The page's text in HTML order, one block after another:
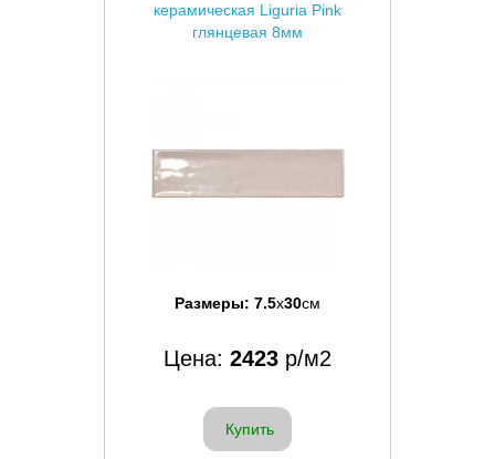
керамическая Liguria Pink
глянцевая 8мм
Размеры: 7.5x30см
Цена: 2423 р/м2
Купить